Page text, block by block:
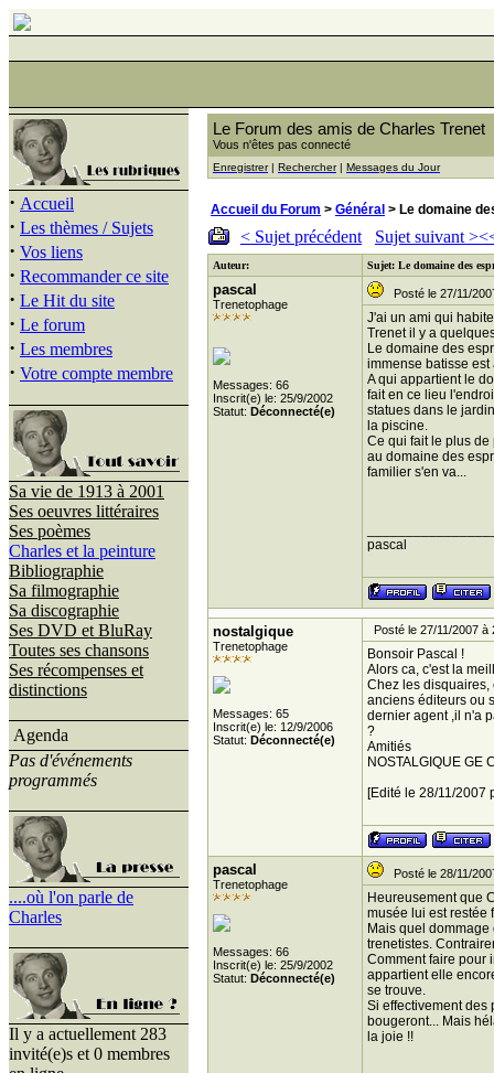
· Accueil
· Les thèmes / Sujets
· Vos liens
· Recommander ce site
· Le Hit du site
· Le forum
· Les membres
· Votre compte membre
Sa vie de 1913 à 2001
Ses oeuvres littéraires
Ses poèmes
Charles et la peinture
Bibliographie
Sa filmographie
Sa discographie
Ses DVD et BluRay
Toutes ses chansons
Ses récompenses et
distinctions
Agenda
Pas d'événements
programmés
....où l'on parle de
Charles
Il y a actuellement 283
invité(e)s et 0 membres
Le Forum des amis de Charles Trenet
Vous n'êtes pas connecté
Enregistrer| Rechercher| Messages du Jour
Accueil du Forum > Général > Le domaine
< Sujet précédent Sujet suivant >
Auteur: Sujet: Le domaine des
pascal
Trenetophage
Messages: 66
Inscrit(e) le: 25/9/2002
Statut: Déconnecté(e)
Posté le 27/11/
J'ai un ami qui
Trenet il y a
Le domaine des
immense batisse
A qui appartient le
fait en ce lieu
statues dans le
la piscine.
Ce qui fait le plus
au domaine des
familier s'en va...
pascal
nostalgique
Trenetophage
Messages: 65
Inscrit(e) le: 12/9/2006
Statut: Déconnecté(e)
Posté le 27/11/2007 à
Bonsoir Pascal !
Alors ca, c'est la
Chez les disquaires,
anciens éditeurs ou
dernier agent ,il n'a
?
Amitiés
NOSTALGIQUE GE
[Edité le 28/11/2007
pascal
Trenetophage
Messages: 66
Inscrit(e) le: 25/9/2002
Statut: Déconnecté(e)
Posté le 28/11/
Heureusement que
musée lui est restée
Mais quel
trenetistes.
Comment faire pour
appartient elle
se trouve.
Si effectivement des
bougeront... Mais
la joie !!